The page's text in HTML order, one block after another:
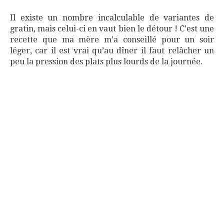
Il existe un nombre incalculable de variantes de
gratin, mais celui-ci en vaut bien le détour ! C’est une
recette que ma mère m’a conseillé pour un soir
léger, car il est vrai qu’au dîner il faut relâcher un
peu la pression des plats plus lourds de la journée.